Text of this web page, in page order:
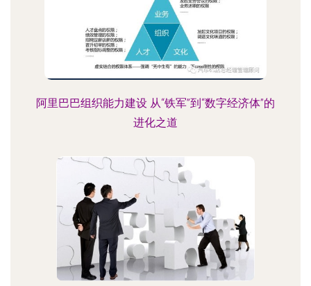
阿里巴巴组织能力建设 从“铁军”到“数字经济体”的
进化之道